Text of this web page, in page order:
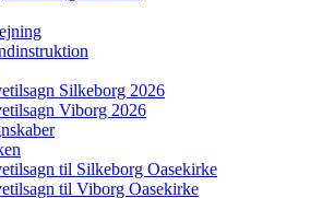
Silkeborg 2026
Viborg 2026
til Silkeborg Oasekirke
til Viborg Oasekirke